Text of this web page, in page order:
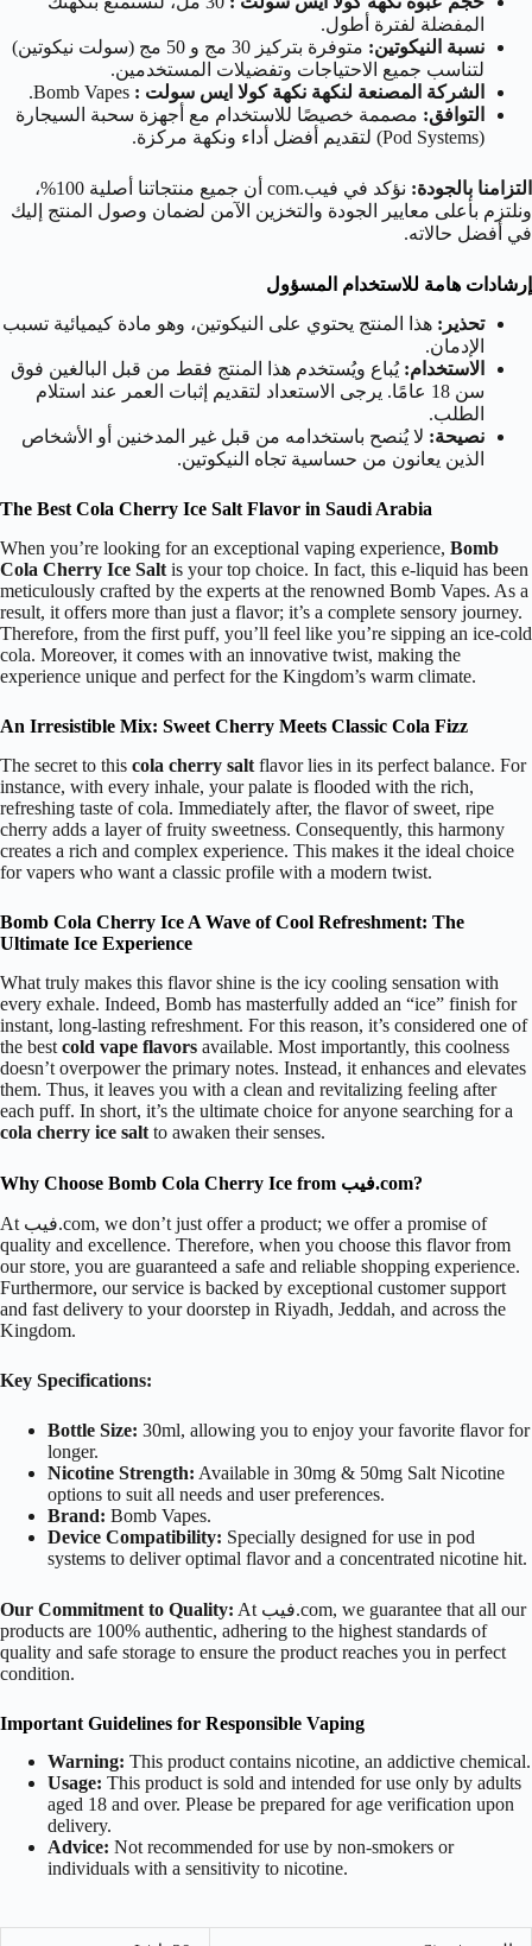
المفضلة لفترة أطول.
نسبة النيكوتين:
متوفرة بتركيز 30 مج و 50 مج (سولت نيكوتين)
لتناسب جميع الاحتياجات وتفضيلات المستخدمين.
الشركة المصنعة لنكهة نكهة كولا ايس سولت :
التوافق: مصممة خصيصًا للاستخدام مع أجهزة سحبة السيجارة
(Pod Systems) لتقديم أفضل أداء ونكهة مركزة.
التزامنا بالجودة:
نؤكد في فيب.com أن جميع منتجاتنا أصلية 100%،
ونلتزم بأعلى معايير الجودة والتخزين الآمن لضمان وصول المنتج إليك
في أفضل حالاته.
إرشادات هامة للاستخدام المسؤول
تحذير: هذا المنتج يحتوي على النيكوتين، وهو مادة كيميائية تسبب
الإدمان.
الاستخدام: يُباع ويُستخدم هذا المنتج فقط من قبل البالغين فوق
سن 18 عامًا. يرجى الاستعداد لتقديم إثبات العمر عند استلام
الطلب.
نصيحة: لا يُنصح باستخدامه من قبل غير المدخنين أو الأشخاص
الذين يعانون من حساسية تجاه النيكوتين.
The Best Cola Cherry Ice Salt Flavor in Saudi Arabia
When you’re looking for an exceptional vaping experience, Bomb
Cola Cherry Ice Salt is your top choice. In fact, this e-liquid has been
meticulously crafted by the experts at the renowned Bomb Vapes. As a
result, it offers more than just a flavor; it’s a complete sensory journey.
Therefore, from the first puff, you’ll feel like you’re sipping an ice-cold
cola. Moreover, it comes with an innovative twist, making the
experience unique and perfect for the Kingdom’s warm climate.
An Irresistible Mix: Sweet Cherry Meets Classic Cola Fizz
The secret to this cola cherry salt flavor lies in its perfect balance. For
instance, with every inhale, your palate is flooded with the rich,
refreshing taste of cola. Immediately after, the flavor of sweet, ripe
cherry adds a layer of fruity sweetness. Consequently, this harmony
creates a rich and complex experience. This makes it the ideal choice
for vapers who want a classic profile with a modern twist.
Bomb Cola Cherry Ice A Wave of Cool Refreshment: The
Ultimate Ice Experience
What truly makes this flavor shine is the icy cooling sensation with
every exhale. Indeed, Bomb has masterfully added an “ice” finish for
instant, long-lasting refreshment. For this reason, it’s considered one of
the best cold vape flavors available. Most importantly, this coolness
doesn’t overpower the primary notes. Instead, it enhances and elevates
them. Thus, it leaves you with a clean and revitalizing feeling after
each puff. In short, it’s the ultimate choice for anyone searching for a
cola cherry ice salt to awaken their senses.
Why Choose Bomb Cola Cherry Ice from فيب.com?
At فيب.com, we don’t just offer a product; we offer a promise of
quality and excellence. Therefore, when you choose this flavor from
our store, you are guaranteed a safe and reliable shopping experience.
Furthermore, our service is backed by exceptional customer support
and fast delivery to your doorstep in Riyadh, Jeddah, and across the
Kingdom.
Key Specifications:
Bottle Size: 30ml, allowing you to enjoy your favorite flavor for
longer.
Nicotine Strength: Available in 30mg & 50mg Salt Nicotine
options to suit all needs and user preferences.
Brand: Bomb Vapes.
Device Compatibility: Specially designed for use in pod
systems to deliver optimal flavor and a concentrated nicotine hit.
Our Commitment to Quality: At فيب.com, we guarantee that all our
products are 100% authentic, adhering to the highest standards of
quality and safe storage to ensure the product reaches you in perfect
condition.
Important Guidelines for Responsible Vaping
Warning: This product contains nicotine, an addictive chemical.
Usage: This product is sold and intended for use only by adults
aged 18 and over. Please be prepared for age verification upon
delivery.
Advice: Not recommended for use by non-smokers or
individuals with a sensitivity to nicotine.